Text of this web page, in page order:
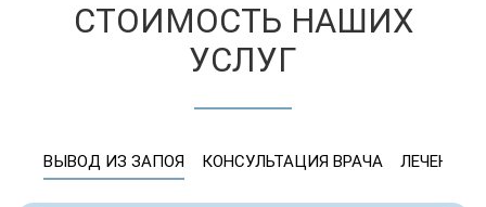
СТОИМОСТЬ НАШИХ
УСЛУГ
ВЫВОД ИЗ ЗАПОЯ КОНСУЛЬТАЦИЯ ВРАЧА ЛЕЧЕНИЕ